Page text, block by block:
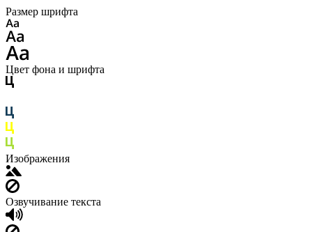
Размер шрифта
Цвет фона и шрифта
Изображения
Озвучивание текста